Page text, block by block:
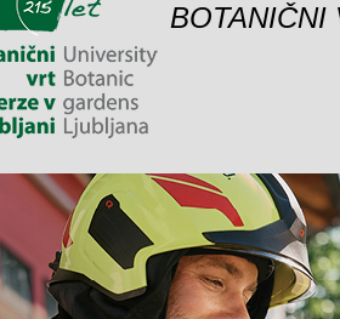
BOTANIČNI